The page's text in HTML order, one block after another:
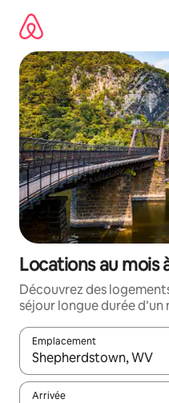
directement
contenu
Locations au mois
Découvrez des
séjour longue durée d’un
Emplacement
Quand les résultats sont
Arrivée